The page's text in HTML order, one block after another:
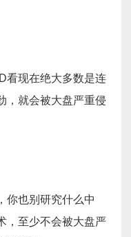
看现在绝大多数是连
，就会被大盘严重侵
你也别研究什么中
，至少不会被大盘严